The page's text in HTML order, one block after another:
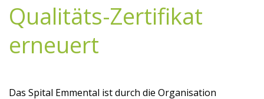
Qualitäts-Zertifikat
erneuert
Das Spital Emmental ist durch die Organisation